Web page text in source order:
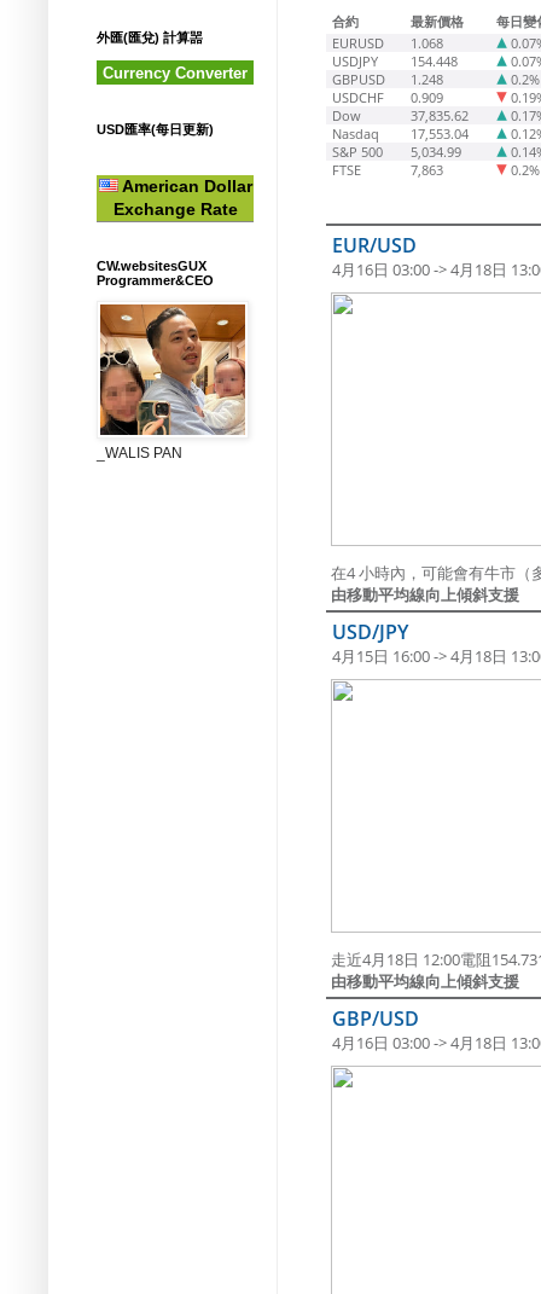
合約 最新價格
每日變
EURUSD
1.068
USDJPY
154.448
GBPUSD
1.248
0.2%
USDCHF
0.909
Dow
37,835.62
Nasdaq
17,553.04
S&P 500
5,034.99
FTSE
7,863 0.2%
EUR/USD
4月16日 03:00 -> 4月18日
在4 小時內，可能會有牛市（
由移動平均線向上傾斜支援
USD/JPY
4月15日 16:00 -> 4月18日
走近4月18日 12:00電阻
由移動平均線向上傾斜支援
GBP/USD
4月16日 03:00 -> 4月18日
外匯(匯兌) 計算噐
Currency Converter
USD匯率(每日更新)
American Dollar
Exchange Rate
CW.websitesGUX
Programmer&CEO
_WALIS PAN